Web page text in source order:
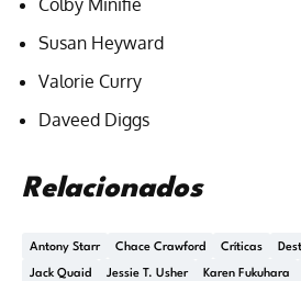
Colby Minifie
Susan Heyward
Valorie Curry
Daveed Diggs
Relacionados
Antony Starr Chace Crawford Críticas
Jack Quaid Jessie T. Usher Karen Fukuhara